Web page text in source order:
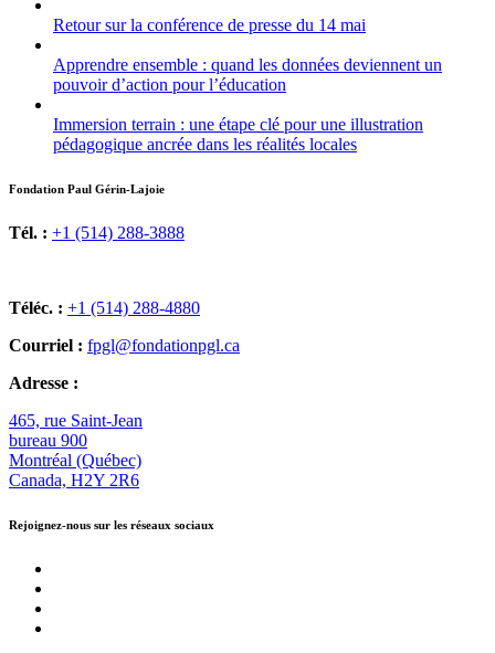
Retour sur la conférence de presse du 14 mai
Apprendre ensemble : quand les données deviennent un
pouvoir d’action pour l’éducation
Immersion terrain : une étape clé pour une illustration
pédagogique ancrée dans les réalités locales
Fondation Paul Gérin-Lajoie
Tél. : +1 (514) 288-3888
Téléc. : +1 (514) 288-4880
Courriel : fpgl@fondationpgl.ca
Adresse :
465, rue Saint-Jean
bureau 900
Montréal (Québec)
Canada, H2Y 2R6
Rejoignez-nous sur les réseaux sociaux